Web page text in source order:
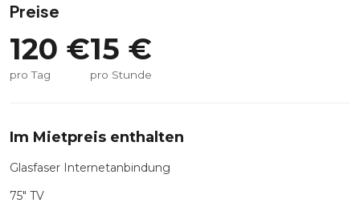
Preise
120 €
pro Tag
15 €
pro Stunde
Im Mietpreis enthalten
Glasfaser Internetanbindung
75″ TV